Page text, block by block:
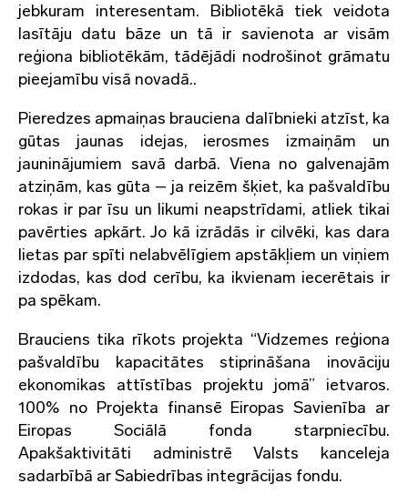
jebkuram interesentam. Bibliotēkā tiek veidota
lasītāju datu bāze un tā ir savienota ar visām
reģiona bibliotēkām, tādējādi nodrošinot grāmatu
pieejamību visā novadā..
Pieredzes apmaiņas brauciena dalībnieki atzīst, ka
gūtas jaunas idejas, ierosmes izmaiņām un
jauninājumiem savā darbā. Viena no galvenajām
atziņām, kas gūta – ja reizēm šķiet, ka pašvaldību
rokas ir par īsu un likumi neapstrīdami, atliek tikai
pavērties apkārt. Jo kā izrādās ir cilvēki, kas dara
lietas par spīti nelabvēlīgiem apstākļiem un viņiem
izdodas, kas dod cerību, ka ikvienam iecerētais ir
pa spēkam.
Brauciens tika rīkots projekta “Vidzemes reģiona
pašvaldību kapacitātes stiprināšana inovāciju
ekonomikas attīstības projektu jomā” ietvaros.
100% no Projekta finansē Eiropas Savienība ar
Eiropas Sociālā fonda starpniecību.
Apakšaktivitāti administrē Valsts kanceleja
sadarbībā ar Sabiedrības integrācijas fondu.